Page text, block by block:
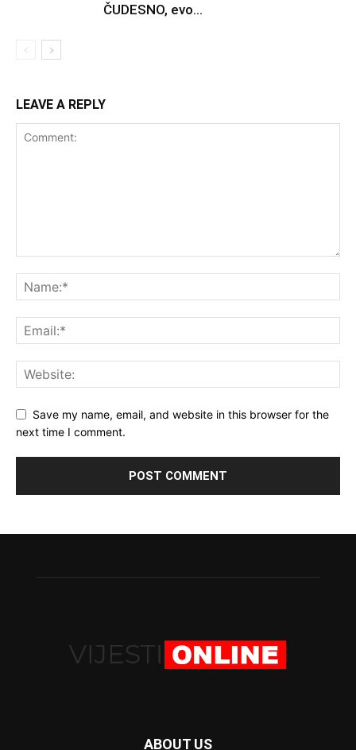
ČUDESNO, evo...
LEAVE A REPLY
Save my name, email, and website in this browser for the
next time I comment.
ABOUT US